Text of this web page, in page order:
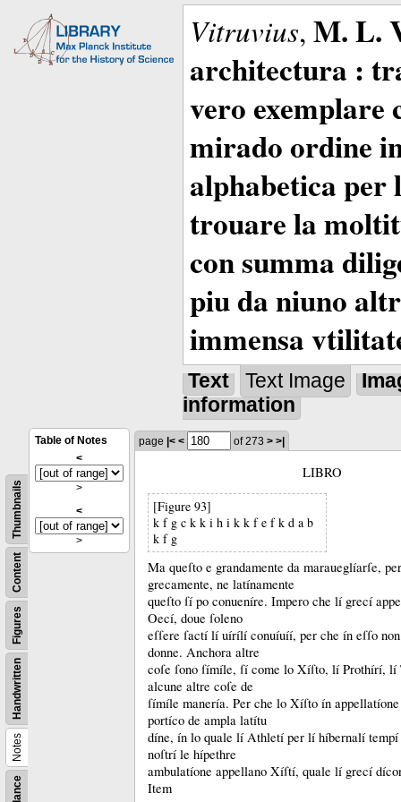
Vitruvius, M. L.
architectura :
vero exemplare
mirado ordine
alphabetica per
trouare la
con summa
piu da niuno
immensa
Text Text Image
information
Notes
Handwritten
Figures
Content
Thumbnails
Table of Notes
<
>
<
>
page |< < of 273 > >|
LIBRO
[Figure 93]
k f g c k k i h i k k f e f k d a b
k f g
Ma queſto e grandamente da maraueglíarſe,
grecamente, ne latínamente
queſto ſí po conueníre. Impero che lí grecí
Oecí, doue ſoleno
eſſere ſactí lí uírílí conuíuíí, per che ín eſſo
donne. Anchora altre
coſe ſono ſímíle, ſí come lo Xíſto, lí Prothírí,
alcune altre coſe de
ſímíle manería. Per che lo Xíſto ín
portíco de ampla latítu
díne, ín lo quale lí Athletí per lí híbernalí
noſtrí le hípethre
ambulatíone appellano Xíſtí, quale lí grecí
Item